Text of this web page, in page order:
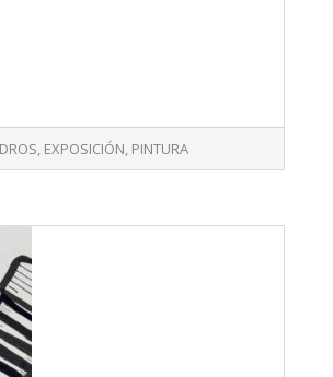
, EXPOSICIÓN, PINTURA